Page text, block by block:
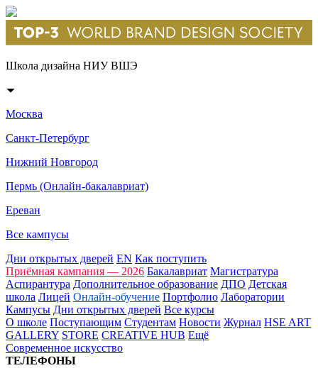
Школа дизайна НИУ ВШЭ
Москва
Санкт-Петербург
Нижний Новгород
Пермь (Онлайн-бакалавриат)
Ереван
Все кампусы
Дни открытых дверей EN Как поступить
Приёмная кампания — 2026 Бакалавриат Магистратура
Аспирантура Дополнительное образование ДПО Детская
школа Лицей Онлайн-обучение Портфолио Лаборатории
Кампусы Дни открытых дверей Все курсы
О школе Поступающим Студентам Новости Журнал HSE ART
GALLERY STORE CREATIVE HUB Ещё
Современное искусство
ТЕЛЕФОНЫ